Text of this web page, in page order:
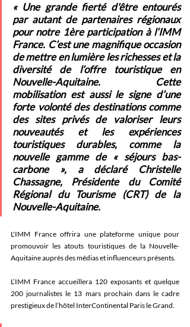
« Une grande fierté d'être entourés
par autant de partenaires régionaux
pour notre 1ère participation à l’IMM
France. C’est une magnifique occasion
de mettre en lumière les richesses et la
diversité de l’offre touristique en
Nouvelle-Aquitaine. Cette
mobilisation est aussi le signe d’une
forte volonté des destinations comme
des sites privés de valoriser leurs
nouveautés et les expériences
touristiques durables, comme la
nouvelle gamme de « séjours bas-
carbone », a déclaré Christelle
Chassagne, Présidente du Comité
Régional du Tourisme (CRT) de la
Nouvelle-Aquitaine.
L'IMM France offrira une plateforme unique pour
promouvoir les atouts touristiques de la Nouvelle-
Aquitaine auprès des médias et influenceurs présents.
L’IMM France accueillera 120 exposants et quelque
200 journalistes le 13 mars prochain dans le cadre
prestigieux de l’hôtel InterContinental Paris le Grand.